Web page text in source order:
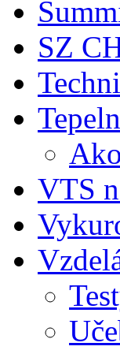
SZ
VTS